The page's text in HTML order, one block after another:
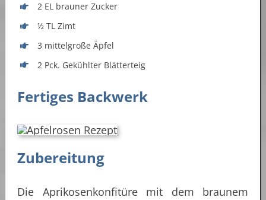
2 EL brauner Zucker
½ TL Zimt
3 mittelgroße Äpfel
2 Pck. Gekühlter Blätterteig
Fertiges Backwerk
Zubereitung
Die Aprikosenkonfitüre mit dem braunem